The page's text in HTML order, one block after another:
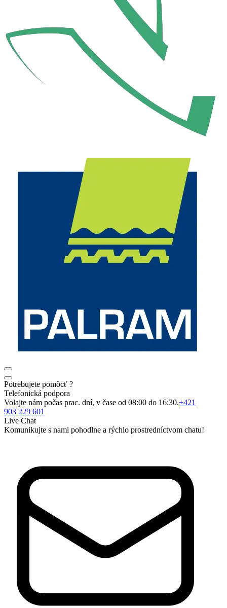
Potrebujete pomôcť ?
Telefonická podpora
Volajte nám počas prac. dní, v čase od 08:00 do 16:30.+421
903 229 601
Live Chat
Komunikujte s nami pohodlne a rýchlo prostredníctvom chatu!